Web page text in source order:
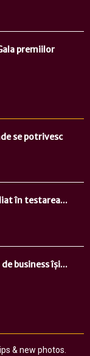
premiilor
se potrivesc
în testarea...
business își...
& new photos.